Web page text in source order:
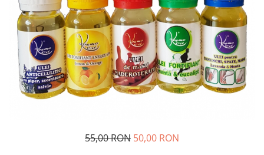
TERAPEUTIC
THAILANDEZ (LOMI-LOMI)
55,00 RON 50,00 RON